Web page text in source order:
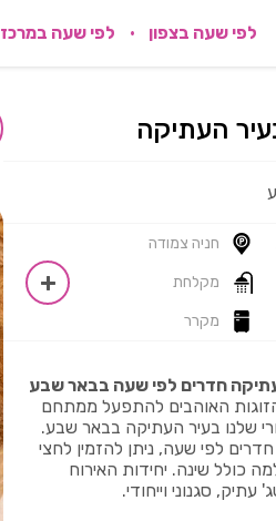
לפי שעה בצפון לפי שעה במרכז
העתיקה
חניה צמודה
מקלחת
מקרר
חדרים לפי שעה בבאר שבע
האוהבים להתפעל ממתחם
שלנו בעיר העתיקה בבאר שבע.
לפי שעה, ניתן להזמין לחצי
כולל שינה. יחידות האירוח
עתיק, סגנוני וייחודי.